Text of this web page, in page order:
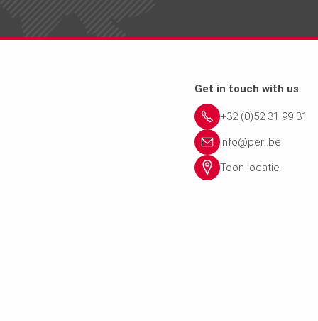
Get in touch with us
+32 (0)52 31 99 31
info@peri.be
Toon locatie